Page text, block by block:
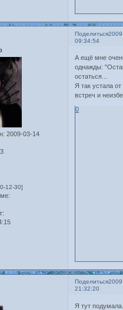
Поделиться
09:34:54
: 2009-03-14
12-30]
А ещё мне
однажды:
остаться...
Я так устала от
встреч и
0
Поделиться
21:32:20
Я тут